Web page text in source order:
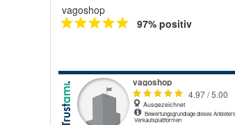
vagoshop
97% positiv